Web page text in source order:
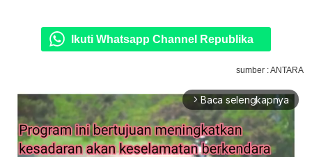
Ikuti Whatsapp Channel Republika
sumber : ANTARA
arrow_forward_ios Baca selengkapnya